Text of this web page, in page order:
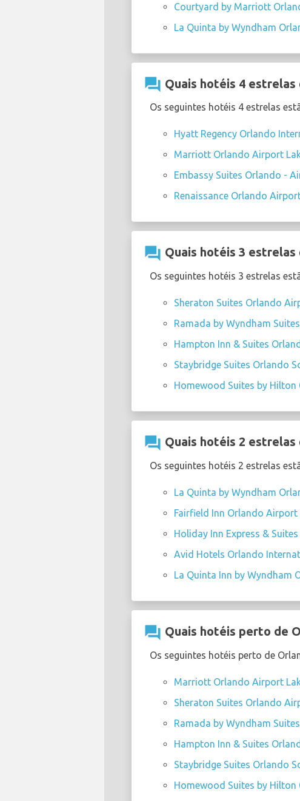
Courtyard by Marriott
La Quinta by Wyndham
question_answer Quais hotéis 4
Os seguintes hotéis 4 estrelas
Hyatt Regency Orlando
Marriott Orlando Airport
Embassy Suites Orlando -
Renaissance Orlando
question_answer Quais hotéis 3
Os seguintes hotéis 3 estrelas
Sheraton Suites Orlando
Ramada by Wyndham
Hampton Inn & Suites
Staybridge Suites Orlando
Homewood Suites by
question_answer Quais hotéis 2
Os seguintes hotéis 2 estrelas
La Quinta by Wyndham
Fairfield Inn Orlando Airport
Holiday Inn Express &
Avid Hotels Orlando
La Quinta Inn by Wyndham
question_answer Quais hotéis perto de
Os seguintes hotéis perto de
Marriott Orlando Airport
Sheraton Suites Orlando
Ramada by Wyndham
Hampton Inn & Suites
Staybridge Suites Orlando
Homewood Suites by